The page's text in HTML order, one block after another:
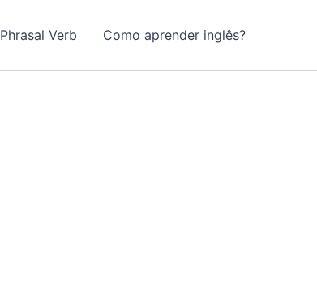
Phrasal Verb Como aprender inglês?